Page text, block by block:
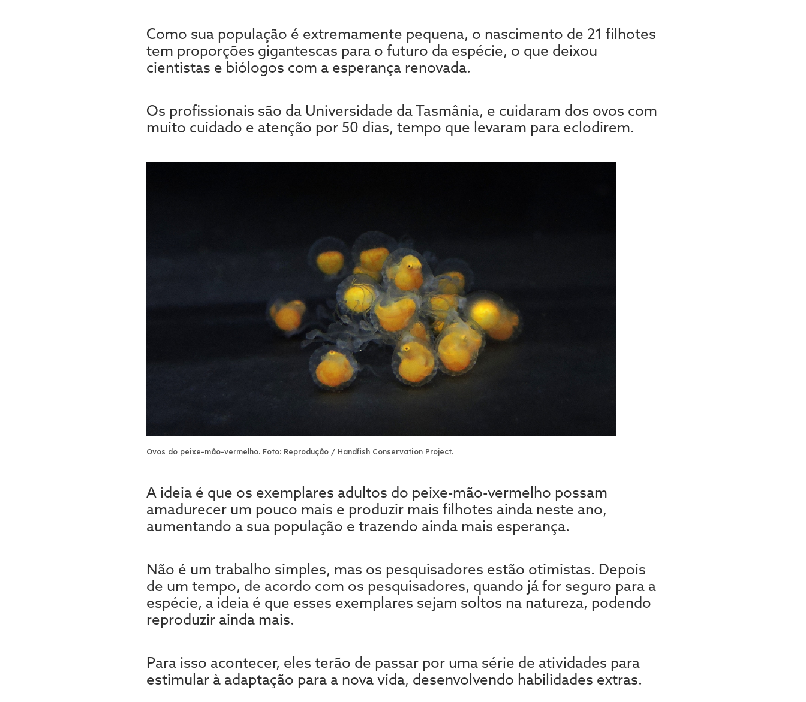
Como sua população é extremamente pequena, o nascimento de 21 filhotes
tem proporções gigantescas para o futuro da espécie, o que deixou
cientistas e biólogos com a esperança renovada.
Os profissionais são da Universidade da Tasmânia, e cuidaram dos ovos com
muito cuidado e atenção por 50 dias, tempo que levaram para eclodirem.
Ovos do peixe-mão-vermelho. Foto: Reprodução / Handfish Conservation Project.
A ideia é que os exemplares adultos do peixe-mão-vermelho possam
amadurecer um pouco mais e produzir mais filhotes ainda neste ano,
aumentando a sua população e trazendo ainda mais esperança.
Não é um trabalho simples, mas os pesquisadores estão otimistas. Depois
de um tempo, de acordo com os pesquisadores, quando já for seguro para a
espécie, a ideia é que esses exemplares sejam soltos na natureza, podendo
reproduzir ainda mais.
Para isso acontecer, eles terão de passar por uma série de atividades para
estimular à adaptação para a nova vida, desenvolvendo habilidades extras.